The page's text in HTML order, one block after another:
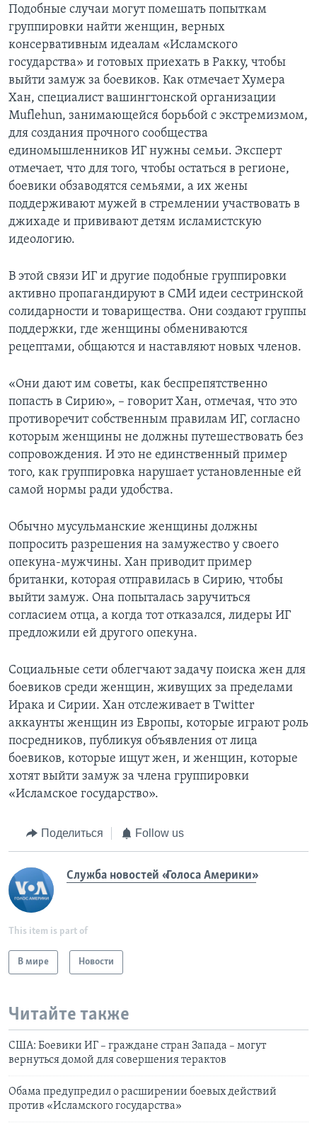
Подобные случаи могут помешать попыткам
группировки найти женщин, верных
консервативным идеалам «Исламского
государства» и готовых приехать в Ракку, чтобы
выйти замуж за боевиков. Как отмечает Хумера
Хан, специалист вашингтонской организации
Muflehun, занимающейся борьбой с экстремизмом,
для создания прочного сообщества
единомышленников ИГ нужны семьи. Эксперт
отмечает, что для того, чтобы остаться в регионе,
боевики обзаводятся семьями, а их жены
поддерживают мужей в стремлении участвовать в
джихаде и прививают детям исламистскую
идеологию.
В этой связи ИГ и другие подобные группировки
активно пропагандируют в СМИ идеи сестринской
солидарности и товарищества. Они создают группы
поддержки, где женщины обмениваются
рецептами, общаются и наставляют новых членов.
«Они дают им советы, как беспрепятственно
попасть в Сирию», – говорит Хан, отмечая, что это
противоречит собственным правилам ИГ, согласно
которым женщины не должны путешествовать без
сопровождения. И это не единственный пример
того, как группировка нарушает установленные ей
самой нормы ради удобства.
Обычно мусульманские женщины должны
попросить разрешения на замужество у своего
опекуна-мужчины. Хан приводит пример
британки, которая отправилась в Сирию, чтобы
выйти замуж. Она попыталась заручиться
согласием отца, а когда тот отказался, лидеры ИГ
предложили ей другого опекуна.
Социальные сети облегчают задачу поиска жен для
боевиков среди женщин, живущих за пределами
Ирака и Сирии. Хан отслеживает в Twitter
аккаунты женщин из Европы, которые играют роль
посредников, публикуя объявления от лица
боевиков, которые ищут жен, и женщин, которые
хотят выйти замуж за члена группировки
«Исламское государство».
Поделиться Follow us
Служба новостей «Голоса Америки»
This item is part of
В мире Новости
Читайте также
США: Боевики ИГ – граждане стран Запада – могут
вернуться домой для совершения терактов
Обама предупредил о расширении боевых действий
против «Исламского государства»